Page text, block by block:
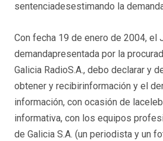
sentenciadesestimando la
Con fecha 19 de enero de 2004,
demandapresentada por la
Galicia RadioS.A., debo declarar y
obtener y recibirinformación y el
información, con ocasión de
informativa, con los equipos
de Galicia S.A. (un periodista y un